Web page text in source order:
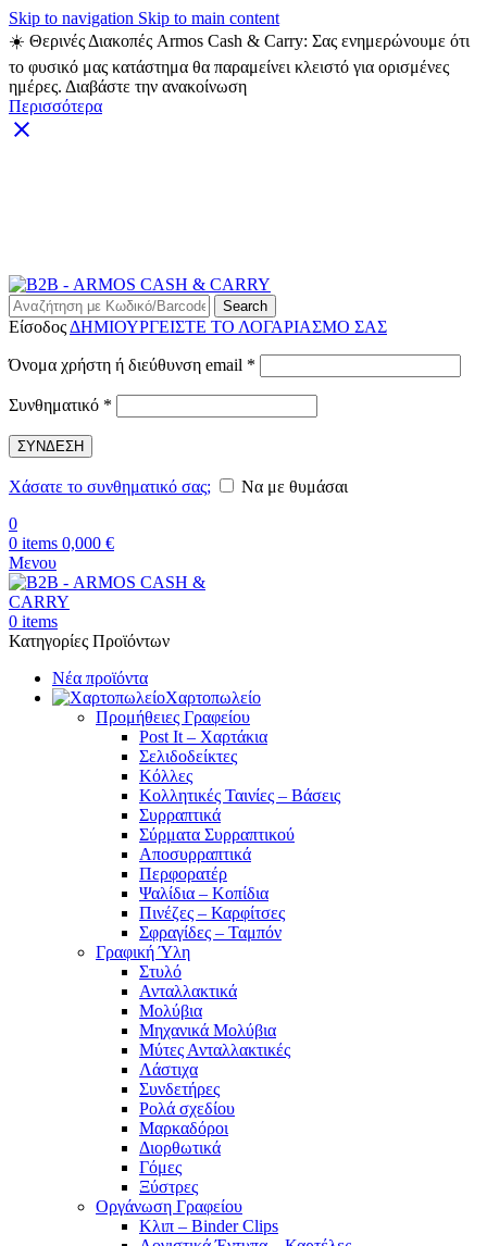
Skip to navigation Skip to main content
☀️ Θερινές Διακοπές Armos Cash & Carry: Σας ενημερώνουμε ότι
το φυσικό μας κατάστημα θα παραμείνει κλειστό για ορισμένες
ημέρες. Διαβάστε την ανακοίνωση
Περισσότερα
Search
Είσοδος ΔΗΜΙΟΥΡΓΕΙΣΤΕ ΤΟ ΛΟΓΑΡΙΑΣΜΟ ΣΑΣ
Όνομα χρήστη ή διεύθυνση email *
Συνθηματικό *
ΣΥΝΔΕΣΗ
Χάσατε το συνθηματικό σας;
Να με θυμάσαι
0
0 items 0,000 €
Μενου
0 items
Κατηγορίες Προϊόντων
Νέα προϊόντα
Χαρτοπωλείο
Προμήθειες Γραφείου
Post It – Χαρτάκια
Σελιδοδείκτες
Κόλλες
Κολλητικές Ταινίες – Βάσεις
Συρραπτικά
Σύρματα Συρραπτικού
Αποσυρραπτικά
Περφορατέρ
Ψαλίδια – Κοπίδια
Πινέζες – Καρφίτσες
Σφραγίδες – Ταμπόν
Γραφική Ύλη
Στυλό
Ανταλλακτικά
Μολύβια
Μηχανικά Μολύβια
Μύτες Ανταλλακτικές
Λάστιχα
Συνδετήρες
Ρολά σχεδίου
Μαρκαδόροι
Διορθωτικά
Γόμες
Ξύστρες
Οργάνωση Γραφείου
Κλιπ – Binder Clips